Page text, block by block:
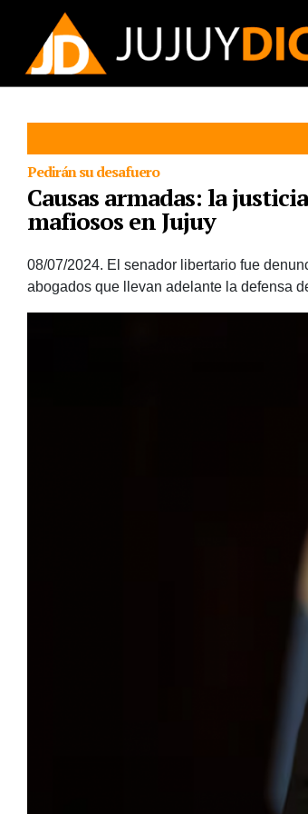
Pedirán su desafuero
Causas armadas: la
mafiosos en Jujuy
08/07/2024. El senador libertario fue
abogados que llevan adelante la defensa